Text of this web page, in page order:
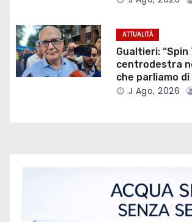
t
i
c
ATTUALITÀ
Gualtieri: “Spin
centrodestra
che parliamo di
J Ago, 2026